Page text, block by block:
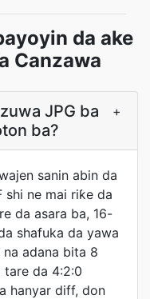
da ake
Canzawa
JPG ba
ba?
+
sanin abin da
shi ne mai riƙe da
da asara ba, 16-
shafuka da yawa
adana bita 8
tare da 4:2:0
hanyar diff, don